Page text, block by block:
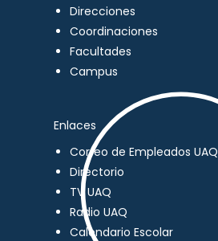
Direcciones
Coordinaciones
Facultades
Campus
Enlaces
Correo de Empleados UAQ
Directorio
TV UAQ
Radio UAQ
Calendario Escolar